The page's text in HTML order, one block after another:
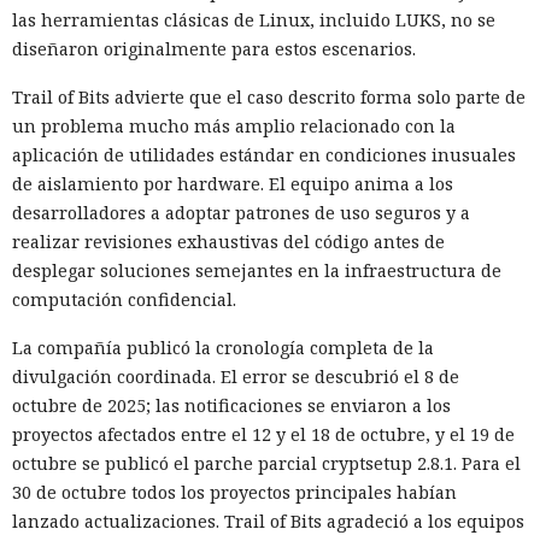
las herramientas clásicas de Linux, incluido LUKS, no se
diseñaron originalmente para estos escenarios.
Trail of Bits advierte que el caso descrito forma solo parte de
un problema mucho más amplio relacionado con la
aplicación de utilidades estándar en condiciones inusuales
de aislamiento por hardware. El equipo anima a los
desarrolladores a adoptar patrones de uso seguros y a
realizar revisiones exhaustivas del código antes de
desplegar soluciones semejantes en la infraestructura de
computación confidencial.
La compañía publicó la cronología completa de la
divulgación coordinada. El error se descubrió el 8 de
octubre de 2025; las notificaciones se enviaron a los
proyectos afectados entre el 12 y el 18 de octubre, y el 19 de
octubre se publicó el parche parcial cryptsetup 2.8.1. Para el
30 de octubre todos los proyectos principales habían
lanzado actualizaciones. Trail of Bits agradeció a los equipos